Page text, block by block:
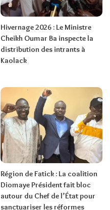
Hivernage 2026 : Le Ministre
Cheikh Oumar Ba inspecte la
distribution des intrants à
Kaolack
Région de Fatick : La coalition
Diomaye Président fait bloc
autour du Chef de l’État pour
sanctuariser les réformes